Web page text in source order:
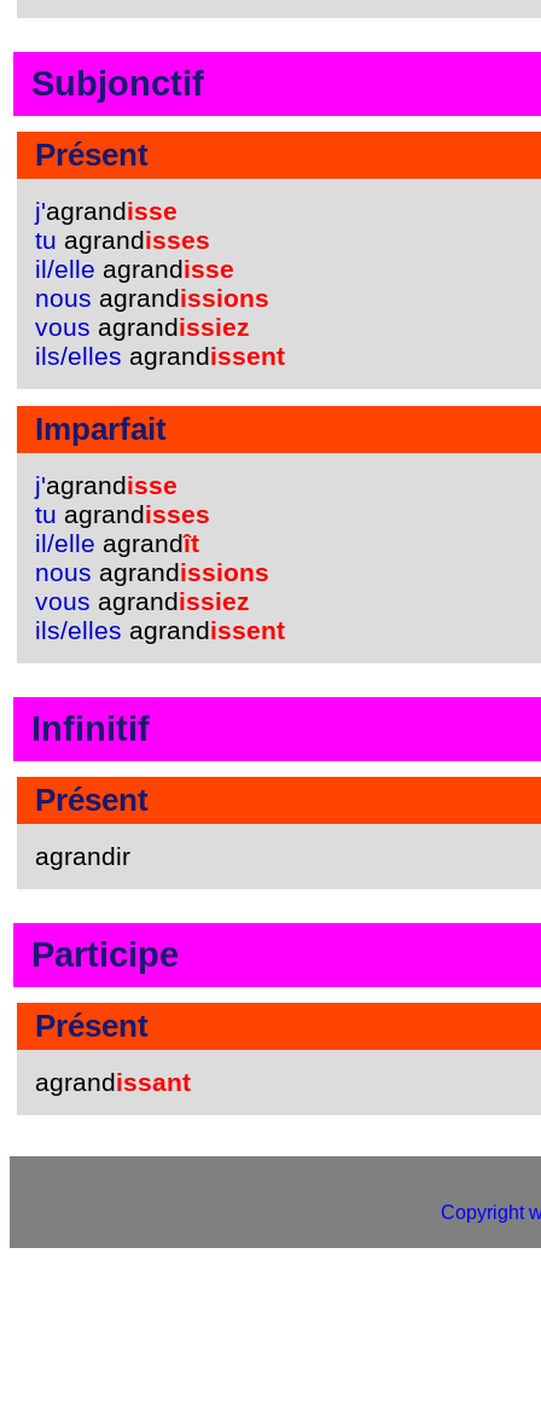
Subjonctif
Présent
j'agrandisse
tu agrandisses
il/elle agrandisse
nous agrandissions
vous agrandissiez
ils/elles agrandissent
Imparfait
j'agrandisse
tu agrandisses
il/elle agrandît
nous agrandissions
vous agrandissiez
ils/elles agrandissent
Infinitif
Présent
agrandir
Participe
Présent
agrandissant
Copyright